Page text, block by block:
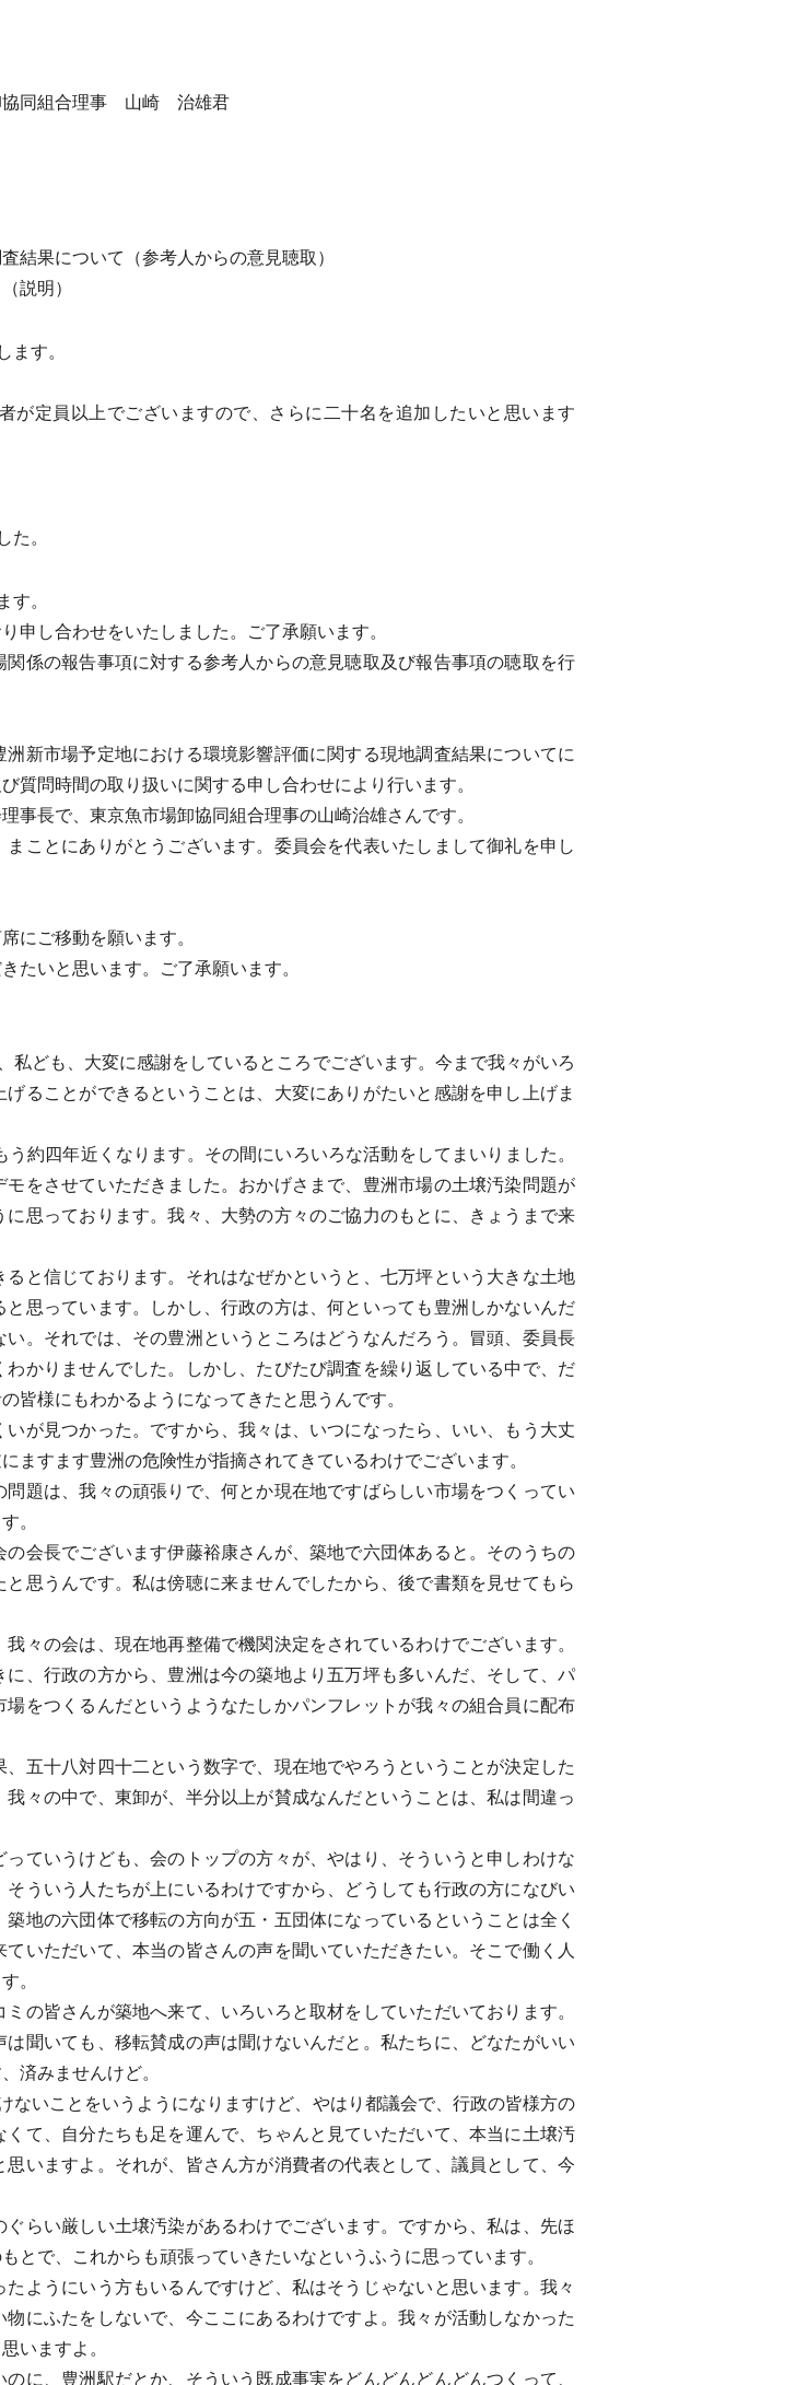
協同組合理事 山崎 治雄君
結果について（参考人からの意見聴取）
説明）
す。
定員以上でございますので、さらに二十名を追加したいと思います
た。
す。
し合わせをいたしました。ご了承願います。
係の報告事項に対する参考人からの意見聴取及び報告事項の聴取を行
新市場予定地における環境影響評価に関する現地調査結果についてに
質問時間の取り扱いに関する申し合わせにより行います。
長で、東京魚市場卸協同組合理事の山崎治雄さんです。
ことにありがとうございます。委員会を代表いたしまして御礼を申し
にご移動を願います。
たいと思います。ご了承願います。
ども、大変に感謝をしているところでございます。今まで我々がいろ
ることができるということは、大変にありがたいと感謝を申し上げま
約四年近くなります。その間にいろいろな活動をしてまいりました。
をさせていただきました。おかげさまで、豊洲市場の土壌汚染問題が
思っております。我々、大勢の方々のご協力のもとに、きょうまで来
と信じております。それはなぜかというと、七万坪という大きな土地
思っています。しかし、行政の方は、何といっても豊洲しかないんだ
。それでは、その豊洲というところはどうなんだろう。冒頭、委員長
かりませんでした。しかし、たびたび調査を繰り返している中で、だ
皆様にもわかるようになってきたと思うんです。
が見つかった。ですから、我々は、いつになったら、いい、もう大丈
ますます豊洲の危険性が指摘されてきているわけでございます。
題は、我々の頑張りで、何とか現在地ですばらしい市場をつくってい
。
会長でございます伊藤裕康さんが、築地で六団体あると。そのうちの
思うんです。私は傍聴に来ませんでしたから、後で書類を見せてもら
々の会は、現在地再整備で機関決定をされているわけでございます。
、行政の方から、豊洲は今の築地より五万坪も多いんだ、そして、パ
をつくるんだというようなたしかパンフレットが我々の組合員に配布
五十八対四十二という数字で、現在地でやろうということが決定した
々の中で、東卸が、半分以上が賛成なんだということは、私は間違っ
ていうけども、会のトップの方々が、やはり、そういうと申しわけな
ういう人たちが上にいるわけですから、どうしても行政の方になびい
地の六団体で移転の方向が五・五団体になっているということは全く
いただいて、本当の皆さんの声を聞いていただきたい。そこで働く人
。
の皆さんが築地へ来て、いろいろと取材をしていただいております。
聞いても、移転賛成の声は聞けないんだと。私たちに、どなたがいい
済みませんけど。
いことをいうようになりますけど、やはり都議会で、行政の皆様方の
て、自分たちも足を運んで、ちゃんと見ていただいて、本当に土壌汚
いますよ。それが、皆さん方が消費者の代表として、議員として、今
らい厳しい土壌汚染があるわけでございます。ですから、私は、先ほ
とで、これからも頑張っていきたいなというふうに思っています。
ようにいう方もいるんですけど、私はそうじゃないと思います。我々
にふたをしないで、今ここにあるわけですよ。我々が活動しなかった
いますよ。
に、豊洲駅だとか、そういう既成事実をどんどんどんどんつくって、